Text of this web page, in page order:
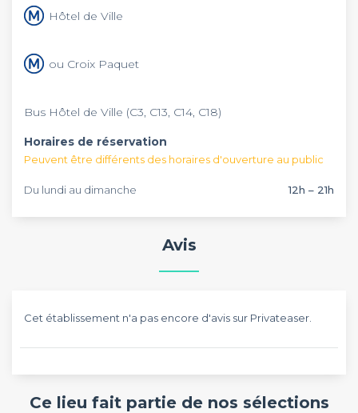
cochon cuite en basse température pour une viande
tendre et sa spécialité, le risotto venere aux fruits de mer.
terrasse est à votre disposition. Ce restaurant est excellent
pour un déjeuner ou dîner en famille avec un personnel
Lyon
Hôtel de Ville
ou Croix Paquet
Bus Hôtel de Ville (C3, C13, C14, C18)
Horaires de réservation
Peuvent être différents des horaires d'ouverture au public
Du lundi au dimanche 12h – 21h
Avis
Cet établissement n'a pas encore d'avis sur Privateaser.
Ce lieu fait partie de nos sélections